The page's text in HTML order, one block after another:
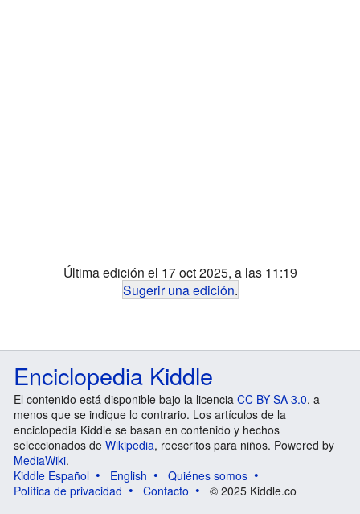
Última edición el 17 oct 2025, a las 11:19
Sugerir una edición.
Enciclopedia Kiddle
El contenido está disponible bajo la licencia CC BY-SA 3.0, a
menos que se indique lo contrario. Los artículos de la
enciclopedia Kiddle se basan en contenido y hechos
seleccionados de Wikipedia, reescritos para niños. Powered by
MediaWiki.
Kiddle Español
English
Quiénes somos
Política de privacidad
Contacto © 2025 Kiddle.co